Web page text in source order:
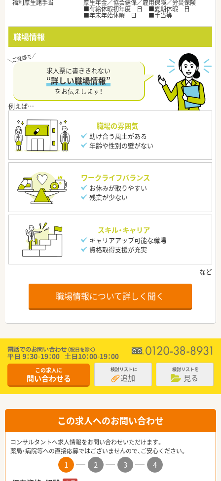
福利厚生諸手当
厚生年金／協会健保／雇用保険／労災保険
■有給休暇初年度 日 ■夏期休暇 日
■年末年始休暇 日 ■手当等
職場情報
求人票に書ききれない
“詳しい職場情報”
をお伝えします！
職場の雰囲気
助け合う風土がある
年齢や性別の壁がない
ワークライフバランス
お休みが取りやすい
残業が少ない
スキル・キャリア
キャリアアップ可能な職場
資格取得支援が充実
職場情報について詳しく聞く
この求人に
問い合わせる
検討リストに
追加
検討リストを
見る
この求人へのお問い合わせ
コンサルタントへ求人情報をお問い合わせいただけます。
薬局・病院等への直接応募ではございませんので、ご安心ください。
1 2 3
4